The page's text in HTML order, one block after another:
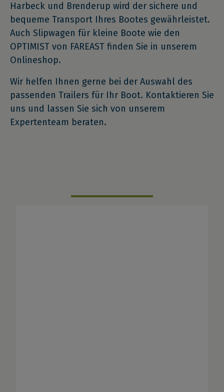
Harbeck und Brenderup wird der sichere und
bequeme Transport Ihres Bootes gewährleistet.
Auch Slipwagen für kleine Boote wie den
OPTIMIST von FAREAST finden Sie in unserem
Onlineshop.
Wir helfen Ihnen gerne bei der Auswahl des
passenden Trailers für Ihr Boot. Kontaktieren Sie
uns und lassen Sie sich von unserem
Expertenteam beraten.